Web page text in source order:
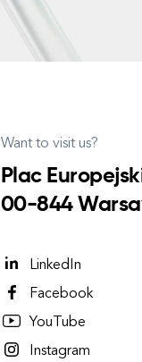
Want to visit us?
Plac
00-844
LinkedIn
Facebook
YouTube
Instagram